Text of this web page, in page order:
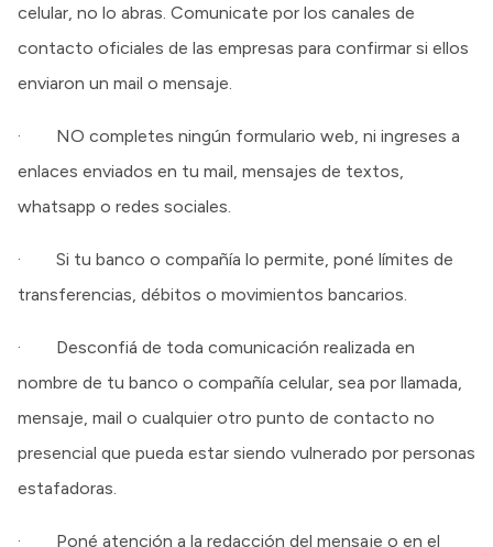
celular, no lo abras. Comunicate por los canales de
contacto oficiales de las empresas para confirmar si ellos
enviaron un mail o mensaje.
· NO completes ningún formulario web, ni ingreses a
enlaces enviados en tu mail, mensajes de textos,
whatsapp o redes sociales.
· Si tu banco o compañía lo permite, poné límites de
transferencias, débitos o movimientos bancarios.
· Desconfiá de toda comunicación realizada en
nombre de tu banco o compañía celular, sea por llamada,
mensaje, mail o cualquier otro punto de contacto no
presencial que pueda estar siendo vulnerado por personas
estafadoras.
· Poné atención a la redacción del mensaje o en el